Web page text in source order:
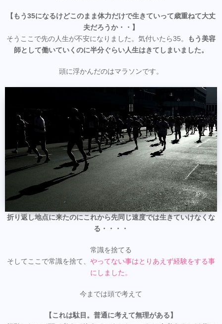
【もう35になるけどこのまま体力だけで生きていって歳重ねて大丈
夫だろうか・・】
そうここで先の人生が不安になりました。気付いたら35。
もう美容
師として働いていくのに半分ぐらい人生はきてしまいました。
頭に浮かんだのはマラソンです。
折り返し地点に来たのにこれから先同じ速度では生きていけなくな
る・・・・
常識を捨てる
そしてここで常識を捨て、 やってない事はとりあえず経験をする事
にしました。
今までは頭で考えて
【これは駄目。普通に考えて無理がある】